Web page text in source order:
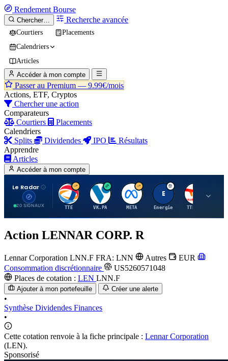
Rendement Bourse
Chercher… Recherche avancée
Courtiers
Placements
Calendriers
Articles
Accéder à mon compte
Passer au Premium — 9.99€/mois
Actions, ETF, Cryptos
Chercher une action
Comparateurs
Courtiers
Placements
Calendriers
Splits
Dividendes IPO
Résultats
Apprendre
Articles
Accéder à mon compte
Le Radar
20 SIGNAUX
T
TTE
V
VK.PA
M
META
E
Energie
T
TTE.PA
Action LENNAR CORP. R
Lennar Corporation LNN.F FRA: LNN Autres
EUR
Consommation discrétionnaire
US5260571048
Places de cotation : LEN LNN.F
Ajouter à mon portefeuille Créer une alerte
•
Synthèse Dividendes Finances
•
Cette cotation renvoie à la fiche principale : Lennar Corporation
(LEN).
Sponsorisé